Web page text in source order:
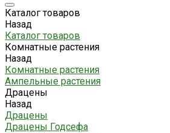
Каталог товаров
Назад
Каталог товаров
Комнатные растения
Назад
Комнатные растения
Ампельные растения
Драцены
Назад
Драцены
Драцены Годсефа